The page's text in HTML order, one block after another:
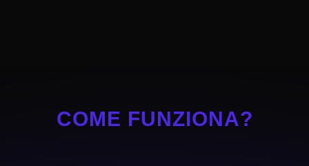
COME FUNZIONA?